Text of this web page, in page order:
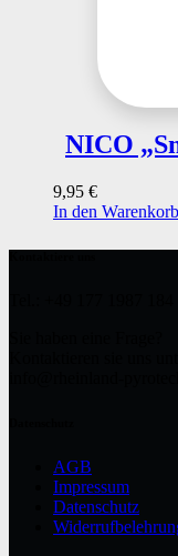
NICO
9,95 €
In den Warenkorb
AGB
Impressum
Datenschutz